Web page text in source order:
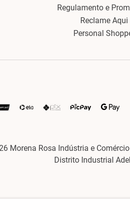
Regulamento e
Reclame Aqui
Personal
Morena Rosa Indústria e
Distrito Industrial